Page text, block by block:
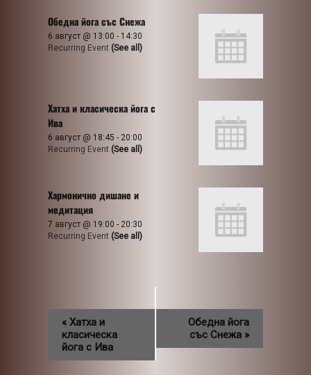
Обедна йога със Снежа
6 август @ 13:00 - 14:30
Recurring Event (See all)
Хатха и класическа йога с
Ива
6 август @ 18:45 - 20:00
Recurring Event (See all)
Хармонично дишане и
медитация
7 август @ 19:00 - 20:30
Recurring Event (See all)
« Хатха и
класическа
йога с Ива
Обедна йога
със Снежа »